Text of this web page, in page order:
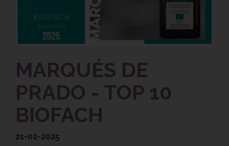
MARQUÉS DE
PRADO - TOP 10
BIOFACH
21-02-2025